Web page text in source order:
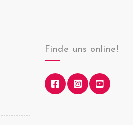
Finde uns online!